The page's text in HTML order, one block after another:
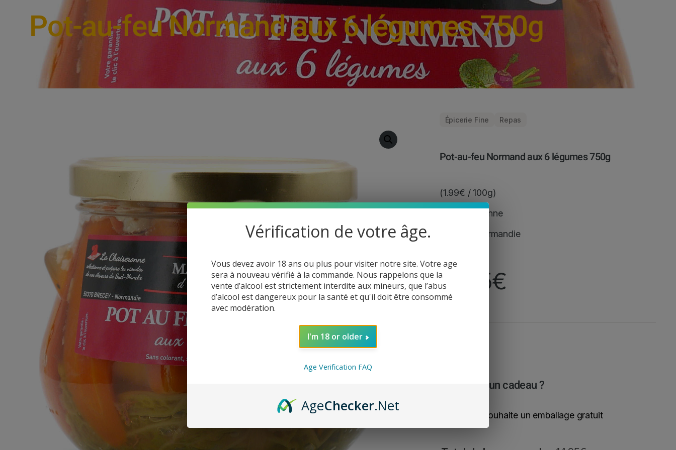
Pot-au-feu Normand aux 6 légumes 750g
Épicerie Fine Repas
Pot-au-feu Normand aux 6 légumes 750g
(1.99€ / 100g)
La Chaiseronne
Origine : Normandie
14,95€
C’est pour un cadeau ?
Oui, je souhaite un emballage gratuit
Vérification de votre âge.
Vous devez avoir 18 ans ou plus pour visiter notre site. Votre age
sera à nouveau vérifié à la commande. Nous rappelons que la
vente d’alcool est strictement interdite aux mineurs, que l’abus
d’alcool est dangereux pour la santé et qu'il doit être consommé
avec modération.
I'm 18 or older
Age Verification FAQ
AgeChecker.Net